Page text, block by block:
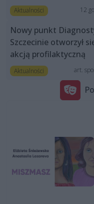
Aktualności 12
Nowy punkt
Szczecinie otworzył
akcją profilaktyczną
Aktualności art.